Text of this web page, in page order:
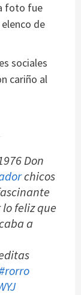
foto fue
de
sociales
cariño al
Don
chicos
feliz que
a